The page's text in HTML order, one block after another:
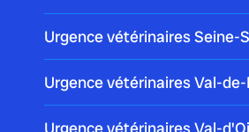
Urgence vétérinaires Seine-
Urgence vétérinaires Val-